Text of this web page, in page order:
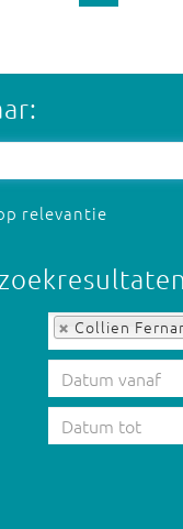
relevantie
Collien
Op tag: